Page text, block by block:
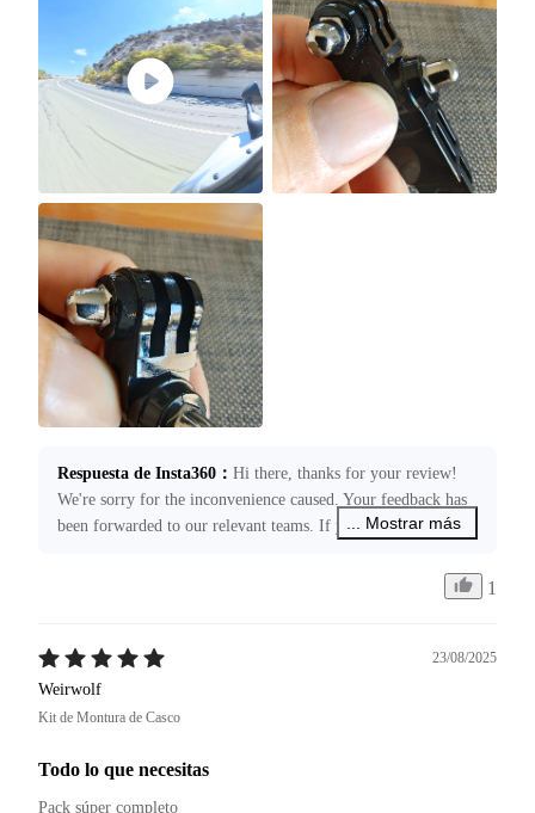
Respuesta de Insta360 ： Hi there, thanks for your review!
We're sorry for the inconvenience caused. Your feedback has
been forwarded to our relevant teams. If you require any
service@insta360.com. We’re more than happy to assist you!
... Mostrar más
1
23/08/2025
Weirwolf
Kit de Montura de Casco
Todo lo que necesitas
Pack súper completo